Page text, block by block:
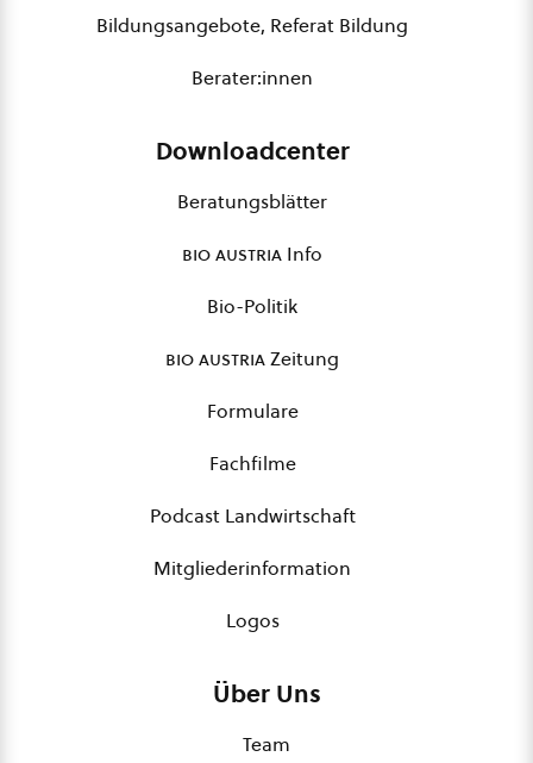
Bildungsangebote, Referat Bildung
Berater:innen
Downloadcenter
Beratungsblätter
bio austria Info
Bio-Politik
bio austriaZeitung
Formulare
Fachfilme
Podcast Landwirtschaft
Mitgliederinformation
Logos
Über Uns
Team